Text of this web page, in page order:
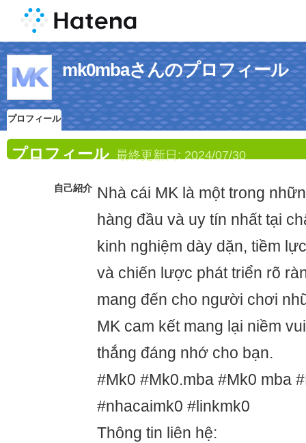
mk0mbaさんのプロフィール
プロフィール
プロフィール 最終更新日: 2024/07/30
自己紹介 Nhà cái MK là một trong
hàng đầu và uy tín nhất tại
kinh nghiệm dày dặn, tiềm
và chiến lược phát triển rõ
mang đến cho người chơi
MK cam kết mang lại niềm
thắng đáng nhớ cho bạn.
#Mk0 #Mk0.mba #Mk0 mba
#nhacaimk0 #linkmk0
Thông tin liên hệ: